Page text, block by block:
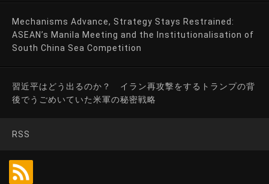
Mechanisms Advance, Strategy Stays Restrained:
ASEAN’s Manila Meeting and the Institutionalisation of
South China Sea Competition
習近平はどう出るのか？ イラン再攻撃をするトランプの背
後でうごめいていた米軍の秘密戦略
RSS